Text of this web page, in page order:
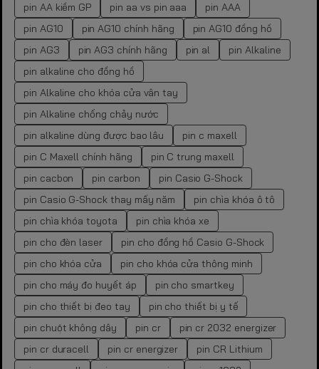
pin AA kiềm GP
pin aa vs pin aaa
pin AAA
pin AG10
pin AG10 chính hãng
pin AG10 đồng hồ
pin AG3
pin AG3 chính hãng pin al
pin Alkaline
pin alkaline cho đồng hồ
pin Alkaline cho khóa cửa vân tay
pin Alkaline chống chảy nước
pin alkaline dùng được bao lâu
pin c maxell
pin C Maxell chính hãng
pin C trung maxell
pin cacbon
pin carbon
pin Casio G-Shock
pin Casio G-Shock thay mấy năm
pin chìa khóa ô tô
pin chìa khóa toyota
pin chìa khóa xe
pin cho đèn laser
pin cho đồng hồ Casio G-Shock
pin cho khóa cửa
pin cho khóa cửa thông minh
pin cho máy đo huyết áp
pin cho smartkey
pin cho thiết bị đeo tay
pin cho thiết bị y tế
pin chuột không dây
pin cr
pin cr 2032 energizer
pin cr duracell
pin cr energizer
pin CR Lithium